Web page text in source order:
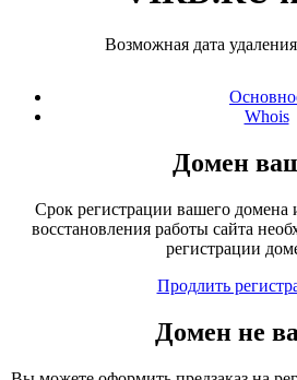
Возможная дата
Whois
Домен
Срок регистрации вашего домена
восстановления работы сайта
регистрации
Продлить
Домен не